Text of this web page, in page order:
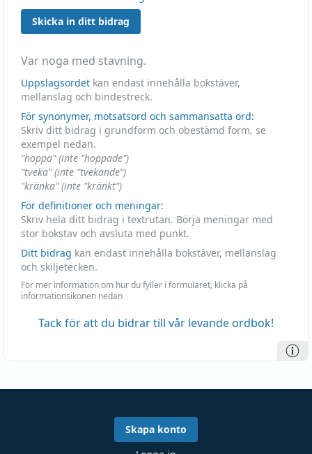
Skicka in ditt bidrag
Var noga med stavning.
Uppslagsordet kan endast innehålla bokstäver,
mellanslag och bindestreck.
För synonymer, motsatsord och sammansatta ord:
Skriv ditt bidrag i grundform och obestämd form, se
exempel nedan.
"hoppa" (inte "hoppade")
"tveka" (inte "tvekande")
"kränka" (inte "kränkt")
För definitioner och meningar:
Skriv hela ditt bidrag i textrutan. Börja meningar med
stor bokstav och avsluta med punkt.
Ditt bidrag kan endast innehålla bokstäver, mellanslag
och skiljetecken.
För mer information om hur du fyller i formuläret, klicka på
informationsikonen nedan
Tack för att du bidrar till vår levande ordbok!
Skapa konto